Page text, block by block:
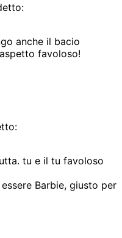
anche il bacio
favoloso!
tu e il tu favoloso
Barbie, giusto per